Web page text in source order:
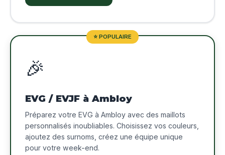
⭐ POPULAIRE
🎉
EVG / EVJF à Ambloy
Préparez votre EVG à Ambloy avec des maillots
personnalisés inoubliables. Choisissez vos couleurs,
ajoutez des surnoms, créez une équipe unique
pour votre week-end.